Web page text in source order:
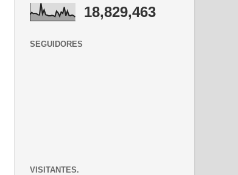
18,829,463
SEGUIDORES
VISITANTES.